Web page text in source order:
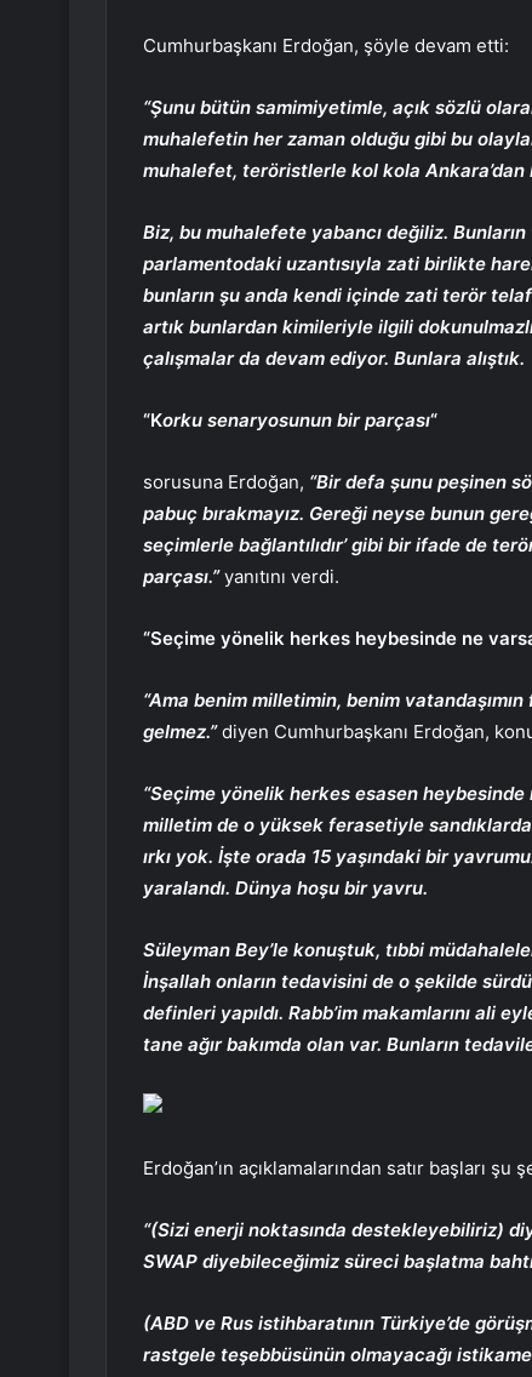
Cumhurbaşkanı Erdoğan, şöyle devam etti:
“Şunu bütün samimiyetimle, açık sözlü
muhalefetin her zaman olduğu gibi bu
muhalefet, teröristlerle kol kola
Biz, bu muhalefete yabancı değiliz. Bunların
parlamentodaki uzantısıyla zati birlikte
bunların şu anda kendi içinde zati terör
artık bunlardan kimileriyle ilgili
çalışmalar da devam ediyor. Bunlara alıştık.
“Korku senaryosunun bir parçası“
sorusuna Erdoğan, “Bir defa şunu peşinen
pabuç bırakmayız. Gereği neyse bunun
seçimlerle bağlantılıdır’ gibi bir ifade de
parçası.”yanıtını verdi.
“Seçime yönelik herkes heybesinde ne
“Ama benim milletimin, benim
gelmez.”diyen Cumhurbaşkanı Erdoğan,
“Seçime yönelik herkes esasen
milletim de o yüksek ferasetiyle
ırkı yok. İşte orada 15 yaşındaki bir
yaralandı. Dünya hoşu bir yavru.
Süleyman Bey’le konuştuk, tıbbi
İnşallah onların tedavisini de o şekilde
definleri yapıldı. Rabb’im makamlarını ali
tane ağır bakımda olan var. Bunların
Erdoğan’ın açıklamalarından satır başları şu
“(Sizi enerji noktasında destekleyebiliriz)
SWAP diyebileceğimiz süreci başlatma
(ABD ve Rus istihbaratının Türkiye’de
rastgele teşebbüsünün olmayacağı